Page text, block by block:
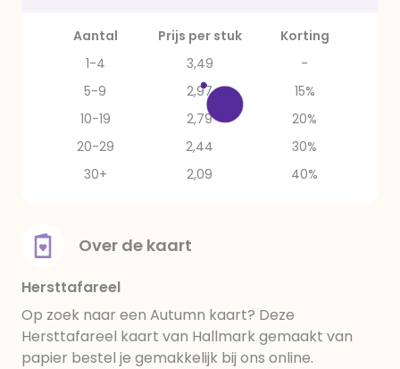
Aantal Prijs per stuk
Korting
1-4
3,49
-
5-9
2,97
15%
10-19
2,79
20%
20-29
2,44
30%
30+
2,09 40%
Over de kaart
Hersttafareel
Op zoek naar een Autumn kaart? Deze
Hersttafareel kaart van Hallmark gemaakt van
papier bestel je gemakkelijk bij ons online.